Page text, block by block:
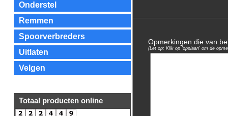
Onderstel
Remmen
Spoorverbreders
Uitlaten
Velgen
Totaal producten online
Opmerkingen die van
(Let op: Klik op 'opslaan' om de